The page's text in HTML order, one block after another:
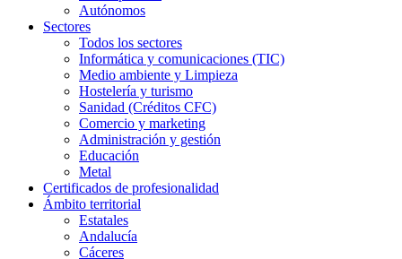
Autónomos
Sectores
Todos los sectores
Informática y comunicaciones (TIC)
Medio ambiente y Limpieza
Hostelería y turismo
Sanidad (Créditos CFC)
Comercio y marketing
Administración y gestión
Educación
Metal
Certificados de profesionalidad
Ámbito territorial
Estatales
Andalucía
Cáceres